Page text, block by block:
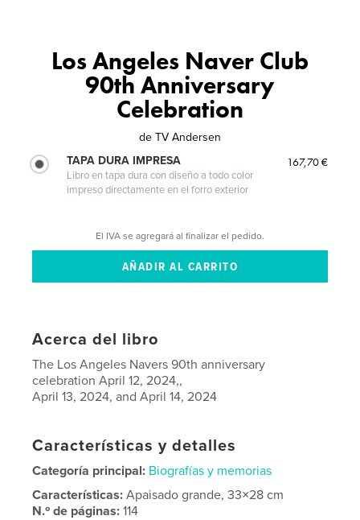
Los Angeles Naver Club
90th Anniversary
Celebration
de TV Andersen
TAPA DURA IMPRESA
Libro en tapa dura con diseño a todo color
impreso directamente en el forro exterior
167,70 €
El IVA se agregará al finalizar el pedido.
Acerca del libro
The Los Angeles Navers 90th anniversary
celebration April 12, 2024,,
April 13, 2024, and April 14, 2024
Características y detalles
Categoría principal: Biografías y memorias
Características:Apaisado grande, 33×28 cm
N.º de páginas:114